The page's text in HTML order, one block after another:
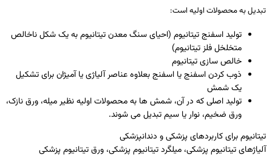
تبدیل به محصولات اولیه است:
تولید اسفنج تیتانیوم (احیای سنگ­ معدن تیتانیوم به یک شکل ناخالص
متخلخل فلز تیتانیوم)
خالص ­سازی تیتانیوم
ذوب کردن اسفنج یا اسفنج بعلاوه عناصر آلیاژی یا آمیژان برای تشکیل
یک شمش
تولید اصلی که در آن، شمش­ ها به محصولات اولیه نظیر میله، ورق نازک،
ورق ضخیم، نوار یا سیم تبدیل می­ شوند.
تیتانیوم برای کاربردهای پزشکی و دندانپزشکی
آلیاژهای تیتانیوم پزشکی، میلگرد تیتانیوم پزشکی، ورق تیتانیوم پزشکی